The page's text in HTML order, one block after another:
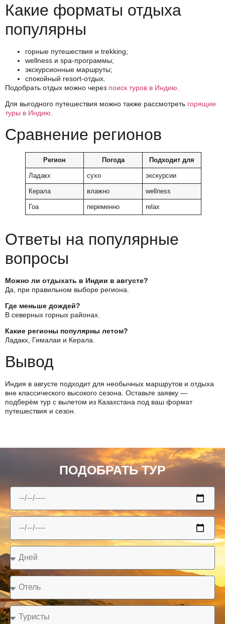
Какие форматы отдыха
популярны
горные путешествия и trekking;
wellness и spa-программы;
экскурсионные маршруты;
спокойный resort-отдых.
Подобрать отдых можно через поиск туров в Индию
Для выгодного путешествия можно также рассмотреть горящие
туры в Индию.
Сравнение регионов
Регион Погода Подходит для
Ладакх сухо экскурсии
Керала влажно wellness
Гоа переменно relax
Ответы на популярные
вопросы
Можно ли отдыхать в Индии в августе?
Да, при правильном выборе региона.
Где меньше дождей?
В северных горных районах.
Какие регионы популярны летом?
Ладакх, Гималаи и Керала.
Вывод
Индия в августе подходит для необычных маршрутов и отдыха
вне классического высокого сезона. Оставьте заявку —
подберём тур с вылетом из Казахстана под ваш формат
путешествия и сезон.
ПОДОБРАТЬ ТУР